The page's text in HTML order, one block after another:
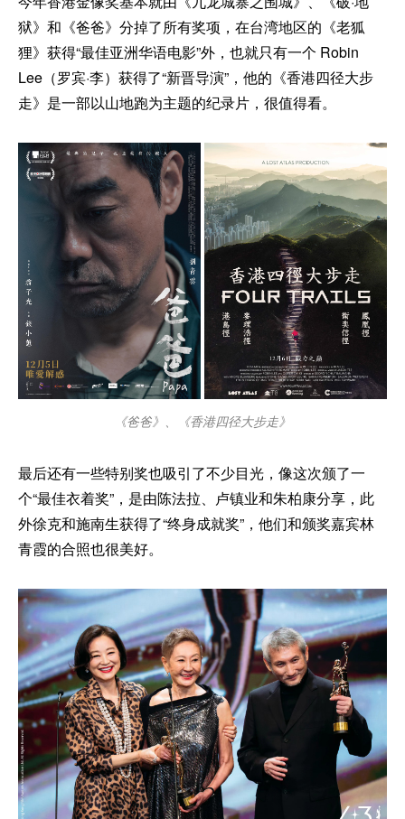
狱》和《爸爸》分掉了所有奖项，在台湾地区的《老狐
狸》获得“最佳亚洲华语电影”外，也就只有一个 Robin
Lee（罗宾·李）获得了“新晋导演”，他的《香港四径大步
走》是一部以山地跑为主题的纪录片，很值得看。
《爸爸》、《香港四径大步走》
最后还有一些特别奖也吸引了不少目光，像这次颁了一
个“最佳衣着奖”，是由陈法拉、卢镇业和朱柏康分享，此
外徐克和施南生获得了“终身成就奖”，他们和颁奖嘉宾林
青霞的合照也很美好。